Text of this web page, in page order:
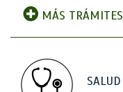
MÁS TRÁMITES
SALUD